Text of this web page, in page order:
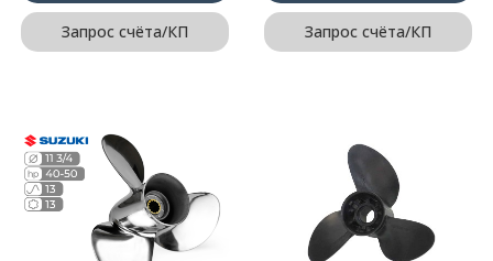
Запрос счёта/КП Запрос счёта/КП